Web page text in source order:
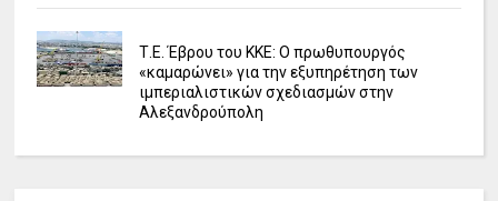
Τ.Ε. Έβρου του ΚΚΕ: Ο πρωθυπουργός
«καμαρώνει» για την εξυπηρέτηση των
ιμπεριαλιστικών σχεδιασμών στην
Αλεξανδρούπολη